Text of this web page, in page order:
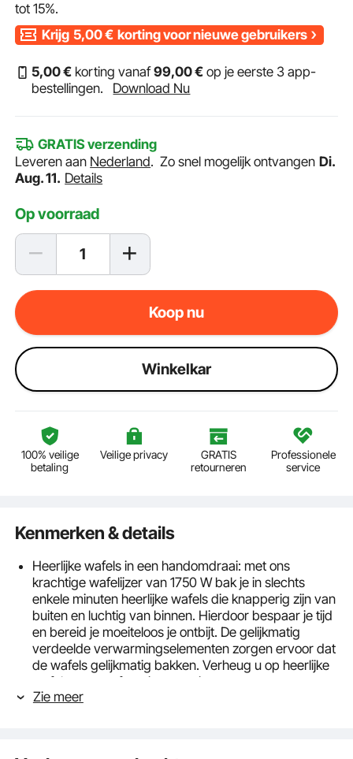
tot15%.
Krijg 5,00€ korting voor nieuwe gebruikers
5,00€ korting vanaf99,00€ op je eerste 3 app-
bestellingen.
Download Nu
GRATIS verzending
Leveren aan Nederland.Zo snel mogelijk ontvangen Di.
Aug. 11. Details
Op voorraad
Koop nu
Winkelkar
100% veilige
betaling
Veilige privacy
GRATIS
retourneren
Professionele
service
Kenmerken & details
Heerlijke wafels in een handomdraai: met ons
krachtige wafelijzer van 1750 W bak je in slechts
enkele minuten heerlijke wafels die knapperig zijn van
buiten en luchtig van binnen. Hierdoor bespaar je tijd
en bereid je moeiteloos je ontbijt. De gelijkmatig
verdeelde verwarmingselementen zorgen ervoor dat
de wafels gelijkmatig bakken. Verheug u op heerlijke
wafels met uw favoriete toppings.
Nauwkeurige temperatuurregeling: dit wafelijzer is
Zie meer